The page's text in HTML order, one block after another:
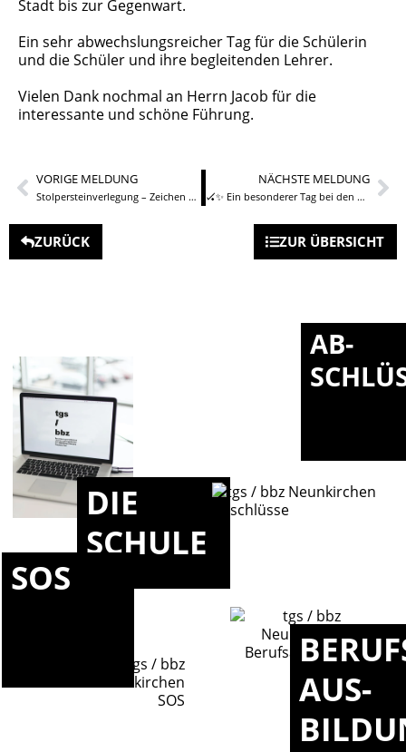
Stadt bis zur Gegenwart.
Ein sehr abwechslungsreicher Tag für die Schülerin
und die Schüler und ihre begleitenden Lehrer.
Vielen Dank nochmal an Herrn Jacob für die
interessante und schöne Führung.
VORIGE MELDUNG
Stolpersteinverlegung – Zeichen setzen gegen das Vergessen
NÄCHSTE MELDUNG
🏑✨ Ein besonderer Tag bei den Special Olympics Nationalen Spielen 2026! ✨🏑
ZURÜCK ZUR ÜBERSICHT
DIE
SCHULE
AB-
SOS
AUS-